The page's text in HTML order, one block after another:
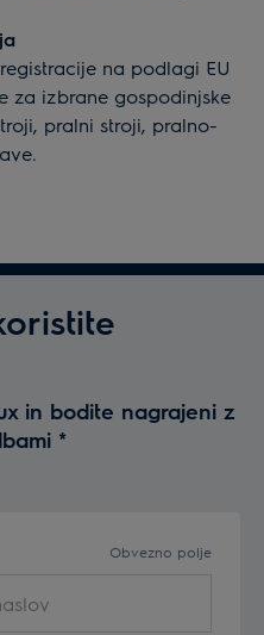
na podlagi EU
za izbrane gospodinjske
pralni stroji, pralno-
in bodite nagrajeni z
*
Obvezno polje